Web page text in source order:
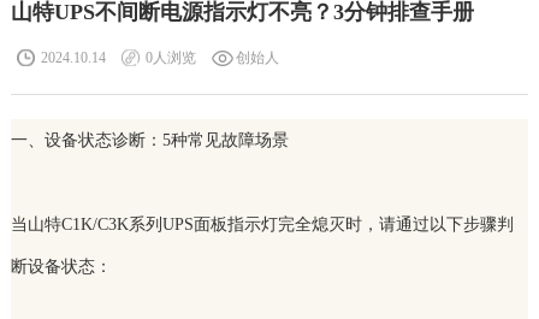
山特UPS不间断电源指示灯不亮？3分钟排查手册
2024.10.14 0人浏览 创始人
一、设备状态诊断：5种常见故障场景
当山特C1K/C3K系列UPS面板指示灯完全熄灭时，请通过以下步骤判
断设备状态：